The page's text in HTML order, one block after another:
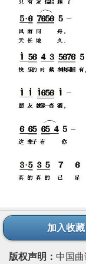
加入收藏
版权声明： 中国